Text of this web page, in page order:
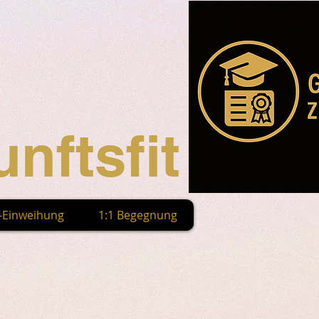
1:1 Begegnung